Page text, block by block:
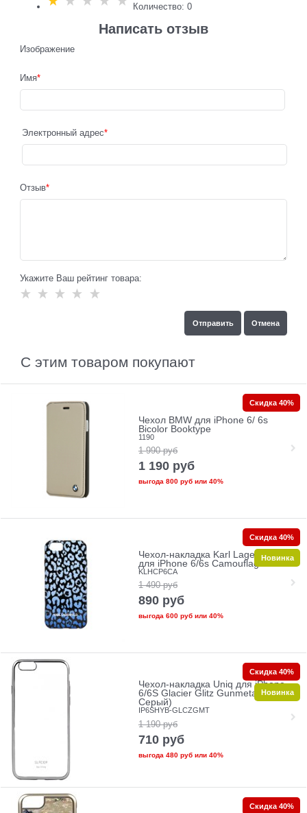
Количество: 0
Написать отзыв
Изображение
Имя
Электронный адрес
Отзыв
Укажите Ваш рейтинг товара:
С этим товаром покупают
Чехол BMW для iPhone 6/ 6s
Bicolor Booktype
1190
1 990 руб
1 190 руб
выгода 800 рубили 40%
Скидка 40%
Чехол-накладка Karl Lagerfeld
для iPhone 6/6s Camouflage Hard
KLHCP6CA
1 490 руб
890 руб
выгода 600 рубили 40%
Скидка 40%
Новинка
Чехол-накладка Uniq для iPhone
6/6S Glacier Glitz Gunmetal (Цвет:
Серый)
IP6SHYB-GLCZGMT
1 190 руб
710 руб
выгода 480 рубили 40%
Скидка 40%
Новинка
Скидка 40%